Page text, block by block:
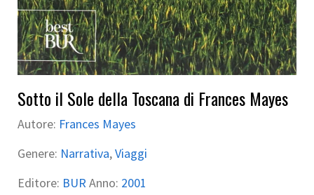
Sotto il Sole della Toscana di Frances Mayes
Autore: Frances Mayes
Genere: Narrativa,Viaggi
Editore: BUR Anno: 2001